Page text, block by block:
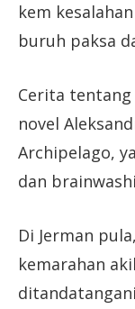
kem
buruh paksa
Cerita
novel
Archipelago,
dan
Di Jerman
kemarahan